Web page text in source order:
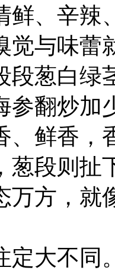
鲜、辛辣
觉与味蕾
段葱白绿
参翻炒加
、鲜香，
葱段则扯
万方，就
定大不同